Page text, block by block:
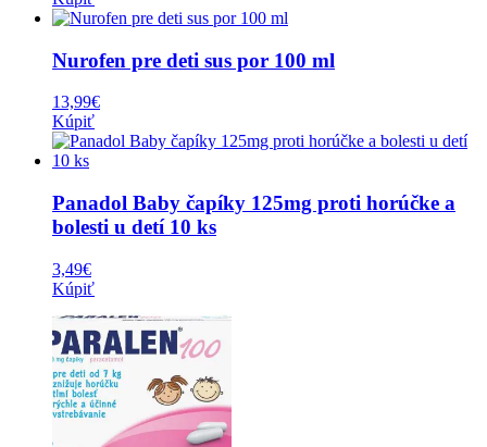
Nurofen pre deti sus por 100 ml
13,99€
Kúpiť
Panadol Baby čapíky 125mg proti horúčke a
bolesti u detí 10 ks
3,49€
Kúpiť